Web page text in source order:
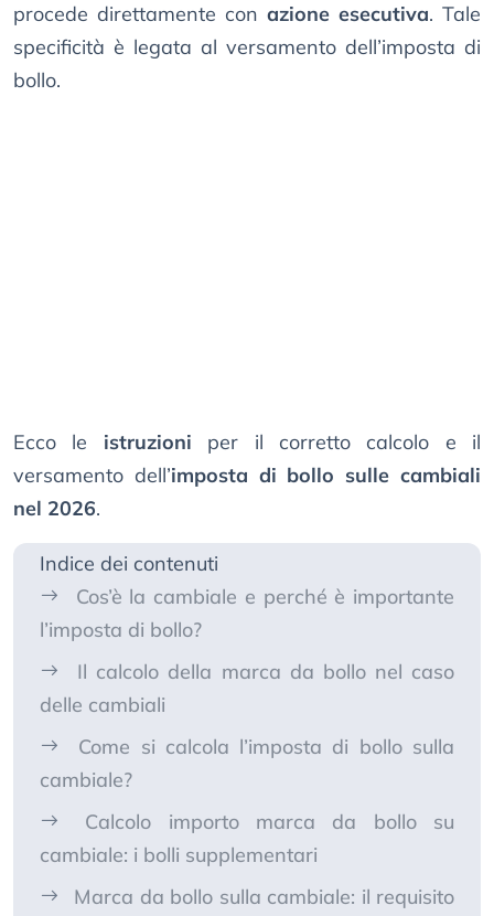
procede direttamente con azione esecutiva. Tale
specificità è legata al versamento dell’imposta di
bollo.
Ecco le istruzioni per il corretto calcolo e il
versamento dell’imposta di bollo sulle cambiali
nel 2026.
Indice dei contenuti
Cos’è la cambiale e perché è importante
l’imposta di bollo?
Il calcolo della marca da bollo nel caso
delle cambiali
Come si calcola l’imposta di bollo sulla
cambiale?
Calcolo importo marca da bollo su
cambiale: i bolli supplementari
Marca da bollo sulla cambiale: il requisito